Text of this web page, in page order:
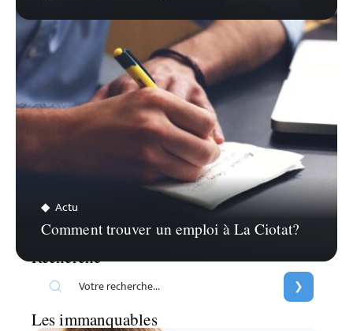
Actu
Comment trouver un emploi à La Ciotat?
Recherche
Les immanquables